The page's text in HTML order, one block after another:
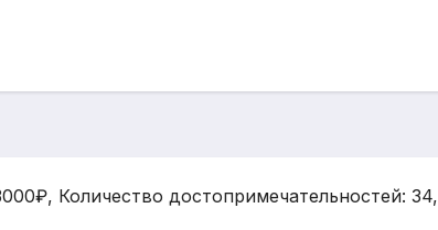
Количество достопримечательностей: 34,